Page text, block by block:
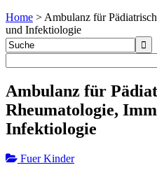
Home > Ambulanz für
und Infektiologie
Ambulanz für
Rheumatologie,
Infektiologie
Fuer Kinder